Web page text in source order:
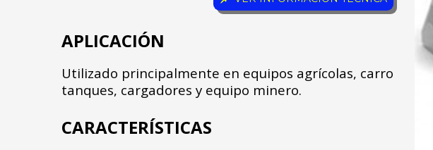
APLICACIÓN
Utilizado principalmente en equipos agrícolas, carro
tanques, cargadores y equipo minero.
CARACTERÍSTICAS